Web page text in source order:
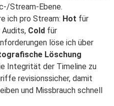
Stream‑Ebene.
ich pro Stream: Hot für
Audits, Cold für
löse ich über
Löschung
Integrität der Timeline zu
revisionssicher, damit
und Missbrauch schnell